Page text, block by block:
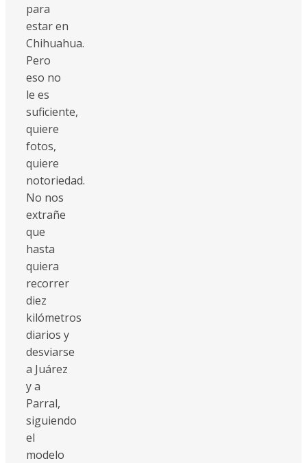
para
estar en
Chihuahua.
Pero
eso no
le es
suficiente,
quiere
fotos,
quiere
notoriedad.
No nos
extrañe
que
hasta
quiera
recorrer
diez
kilómetros
diarios y
desviarse
a Juárez
y a
Parral,
siguiendo
el
modelo